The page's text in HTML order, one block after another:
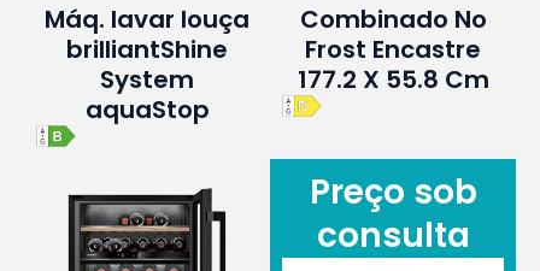
Máq. lavar louça
brilliantShine
System
aquaStop
Combinado No
Frost Encastre
177.2 X 55.8 Cm
Preço sob
consulta